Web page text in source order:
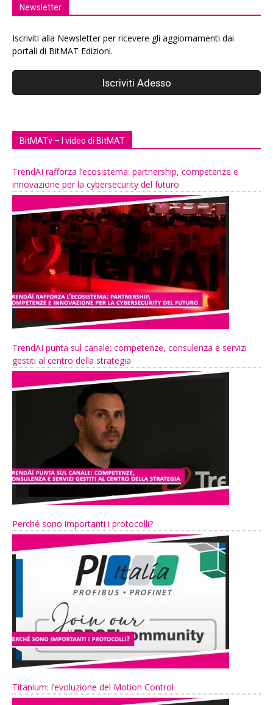
Newsletter
Iscriviti alla Newsletter per ricevere gli aggiornamenti dai
portali di BitMAT Edizioni.
BitMATv – I video di BitMAT
TrendAI rafforza l’ecosistema: partnership, competenze e
innovazione per la cybersecurity del futuro
TrendAI punta sul canale: competenze, consulenza e servizi
gestiti al centro della strategia
Perché sono importanti i protocolli?
Titanium: l’evoluzione del Motion Control